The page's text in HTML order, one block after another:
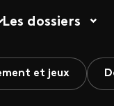
Les dossiers
et jeux